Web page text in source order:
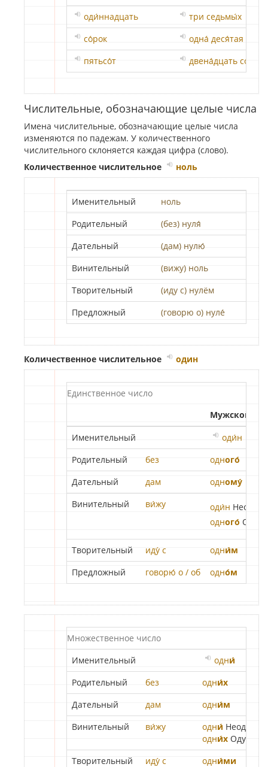
оди́ннадцать
три седьмы́х
со́рок
одна́ деся́тая
пятьсо́т
двена́дцать со́тых
Числительные, обозначающие целые числа
Имена числительные, обозначающие целые числа
изменяются по падежам. У количественного
числительного склоняется каждая цифра (слово).
Количественное числительное
ноль
Именительный
ноль
Родительный
(без) нуля́
Дательный
(дам) нулю́
Винительный
(вижу) ноль
Творительный
(иду с) нулём
Предложный
(говорю о) нуле́
Количественное числительное один
Единственное число
Мужской
Именительный
оди́н
Родительный
без одного́
Дательный
дам одному́
Винительный
ви́жу оди́н Неод.
одного́ Одуш.
Творительный иду́ с одни́м
Предложный
говорю́ о / об одно́м
Множественное число
Именительный
одни́
Родительный
без одни́х
Дательный
дам одни́м
Винительный
ви́жу одни́ Неод.
одни́х Одуш. -
Творительный
иду́ с одни́ми